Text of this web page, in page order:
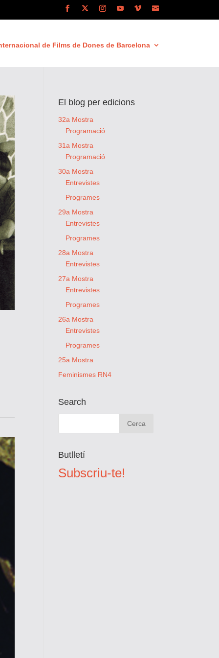
de Films de Dones de Barcelona
El blog per edicions
32a Mostra
Programació
31a Mostra
Programació
30a Mostra
Entrevistes
Programes
29a Mostra
Entrevistes
Programes
28a Mostra
Entrevistes
27a Mostra
Entrevistes
Programes
26a Mostra
Entrevistes
Programes
25a Mostra
Feminismes RN4
Search
Butlletí
Subscriu-te!